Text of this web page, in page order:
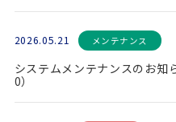
2026.05.21 メンテナンス
システムメンテナンスのお
0）